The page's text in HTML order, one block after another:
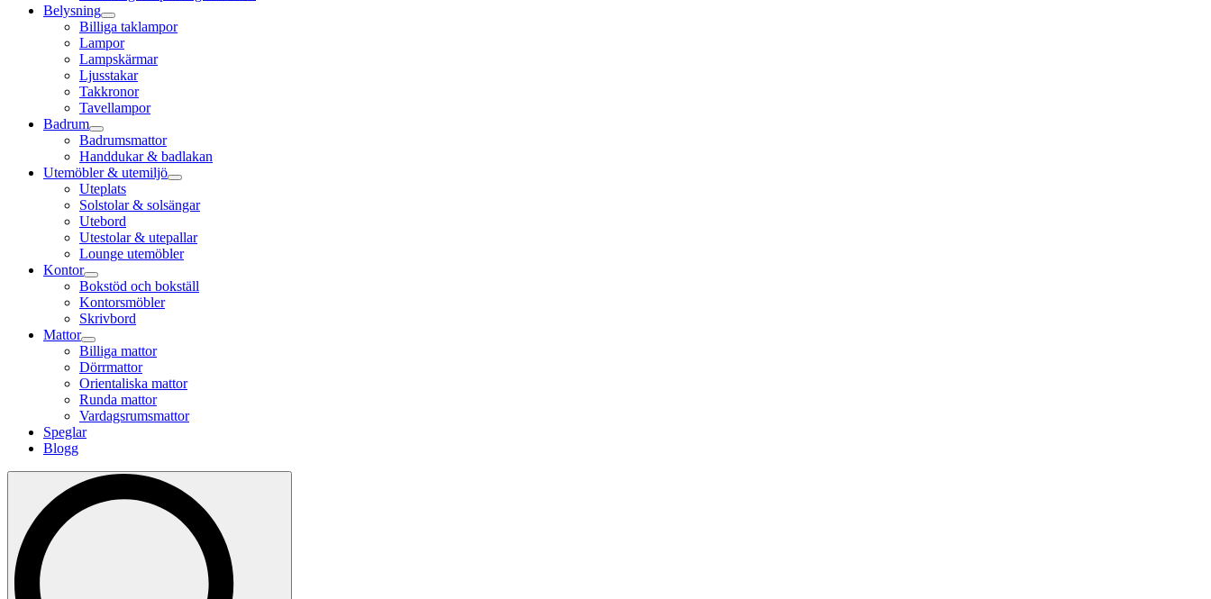
Belysning
Billiga taklampor
Lampor
Lampskärmar
Ljusstakar
Takkronor
Tavellampor
Badrum
Badrumsmattor
Handdukar & badlakan
Utemöbler & utemiljö
Uteplats
Solstolar & solsängar
Utebord
Utestolar & utepallar
Lounge utemöbler
Kontor
Bokstöd och bokställ
Kontorsmöbler
Skrivbord
Mattor
Billiga mattor
Dörrmattor
Orientaliska mattor
Runda mattor
Vardagsrumsmattor
Speglar
Blogg